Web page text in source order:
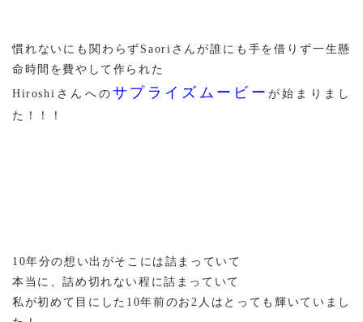
慣れないにも関わらずSaoriさんが誰にも手を借りず一生懸
命時間を費やして作られた
Hiroshiさんへのサプライズムービー が始まりまし
た！！！
10年分の想い出がそこには詰まっていて
本当に、詰め切れない程に詰まっていて
私が初めて目にした10年前のお2人はとっても輝いていまし